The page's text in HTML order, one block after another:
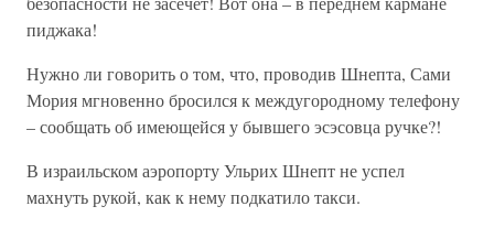
пиджака!
Нужно ли говорить о том, что, проводив Шнепта, Сами
Мория мгновенно бросился к междугородному телефону
– сообщать об имеющейся у бывшего эсэсовца ручке?!
В израильском аэропорту Ульрих Шнепт не успел
махнуть рукой, как к нему подкатило такси.